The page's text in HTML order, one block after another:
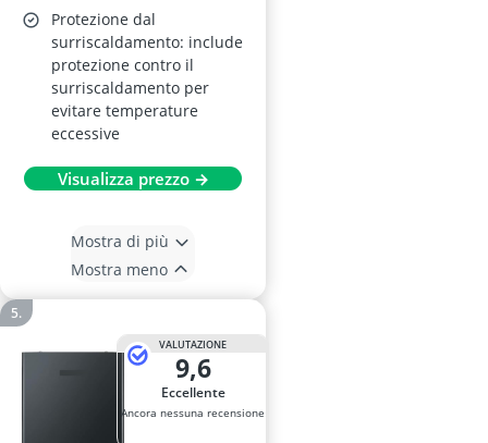
Protezione dal
surriscaldamento: include
protezione contro il
surriscaldamento per
evitare temperature
eccessive
Visualizza prezzo →
Mostra di più
Mostra meno
VALUTAZIONE
9,6
Eccellente
Ancora nessuna recensione